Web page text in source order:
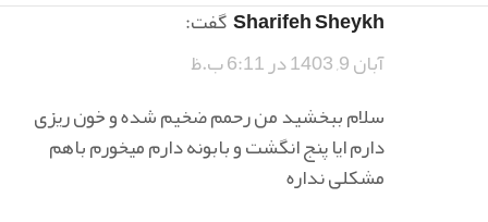
Sharifeh Sheykh گفت:
آبان 9, 1403 در 6:11 ب.ظ
سلام ببخشید من رحمم ضخیم شده و خون ریزی
دارم ایا پنج انگشت و بابونه دارم میخورم باهم
مشکلی نداره